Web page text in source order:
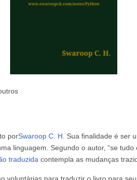
porSwaroop C. H . Sua finalidade é ser
linguagem. Segundo o autor, “se
traduzida contempla as mudanças